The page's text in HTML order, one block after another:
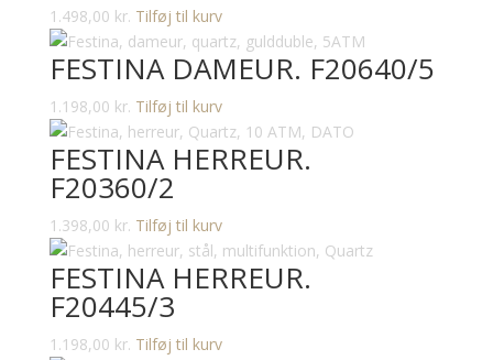
1.498,00 kr. Tilføj til kurv
FESTINA DAMEUR. F20640/5
1.198,00 kr. Tilføj til kurv
FESTINA HERREUR.
F20360/2
1.398,00 kr. Tilføj til kurv
FESTINA HERREUR.
F20445/3
1.198,00 kr. Tilføj til kurv